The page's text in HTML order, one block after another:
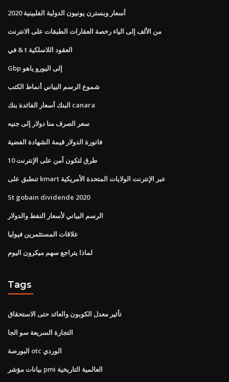
أسعار ويسترن يونيون الدولية الفلبينية 2020
من الألف إلى الياء رخصة العقارات الطبقات على الانترنت
في & t العقود اللاسلكية
Gbp إلى اليورو ياهو
شموع الرسم البياني أنماط الكتب
البنك أسعار الفائدة بنك canara
سعر الصرف منا دولار إلى جنيه
فاتورة الدولار قيمة الشهادة الفضية
10 طرق لتكون آمن على الإنترنت
تنطبق على kmart عبر الإنترنت الولايات المتحدة الأمريكية
St gobain dividende 2020
الرسم البياني لأسعار النفط والدولار
علاقات المستثمرين فيوليا
لماذا يتراجع سهم ميكرون اليوم
Tags
تأثير معدل الكوبون والعائد حتى الاستحقاق
التجارة السريعة سو الجا
البورصة otc الوردي
بيانات مؤشر pmi العالمية التاريخية